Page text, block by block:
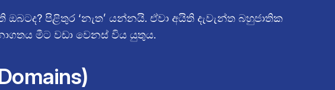
පිළිතුර ‘නැත’ යන්නයි. ඒවා අයිති දැවැන්ත බහුජාතික
මීට වඩා වෙනස් විය යුතුය.